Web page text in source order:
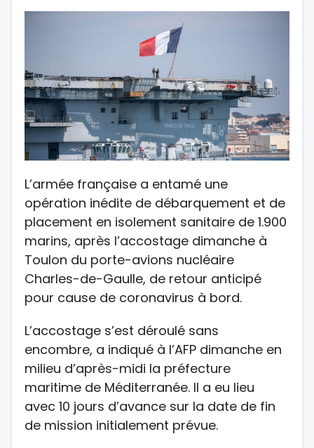
L’armée française a entamé une
opération inédite de débarquement et de
placement en isolement sanitaire de 1.900
marins, après l’accostage dimanche à
Toulon du porte-avions nucléaire
Charles-de-Gaulle, de retour anticipé
pour cause de coronavirus à bord.
L’accostage s’est déroulé sans
encombre, a indiqué à l’AFP dimanche en
milieu d’après-midi la préfecture
maritime de Méditerranée. Il a eu lieu
avec 10 jours d’avance sur la date de fin
de mission initialement prévue.